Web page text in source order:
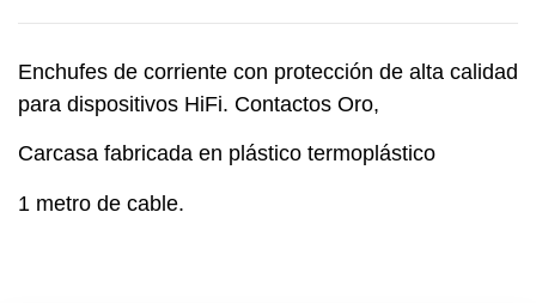
Enchufes de corriente con protección de alta calidad
para dispositivos HiFi. Contactos Oro,
Carcasa fabricada en plástico termoplástico
1 metro de cable.